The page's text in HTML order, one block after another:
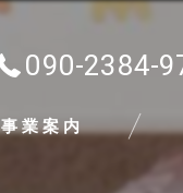
090-2384-
事業案内